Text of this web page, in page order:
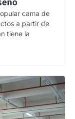
cama de
a partir de
tiene la